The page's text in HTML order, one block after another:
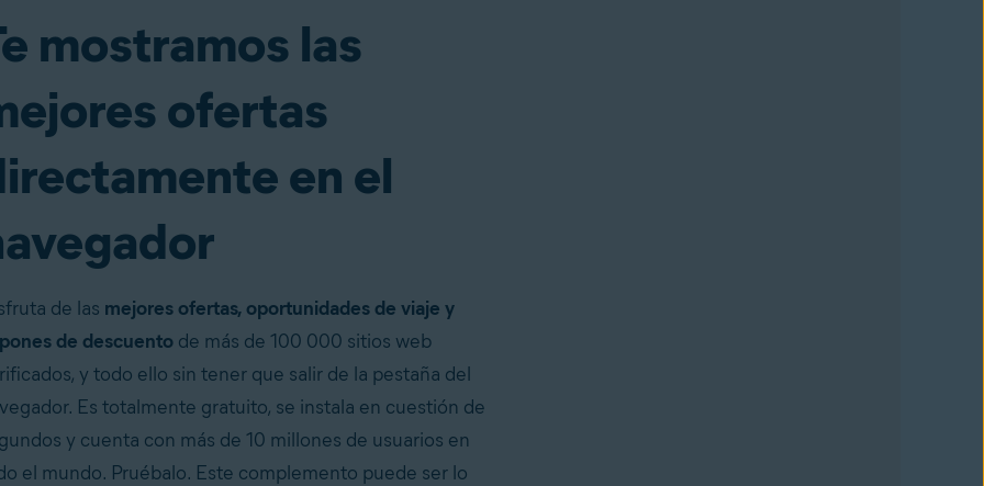
mostramos las
ofertas
en el
de las mejores ofertas, oportunidades de viaje y
de descuento de más de 100 000 sitios web
y todo ello sin tener que salir de la pestaña del
Es totalmente gratuito, se instala en cuestión de
y cuenta con más de 10 millones de usuarios en
el mundo. Pruébalo. Este complemento puede ser lo